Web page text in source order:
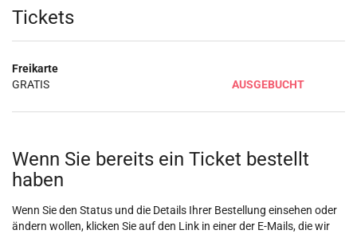
Produkte
Tickets
Freikarte
GRATIS
AUSGEBUCHT
Wenn Sie bereits ein Ticket bestellt
haben
Wenn Sie den Status und die Details Ihrer Bestellung einsehen oder
ändern wollen, klicken Sie auf den Link in einer der E-Mails, die wir